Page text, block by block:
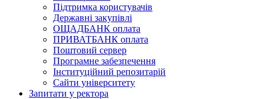
Підтримка користувачів
Державні закупівлі
ОЩАДБАНК оплата
ПРИВАТБАНК оплата
Поштовий сервер
Програмне забезпечення
Інституційний репозитарій
Сайти університету
Запитати у ректора